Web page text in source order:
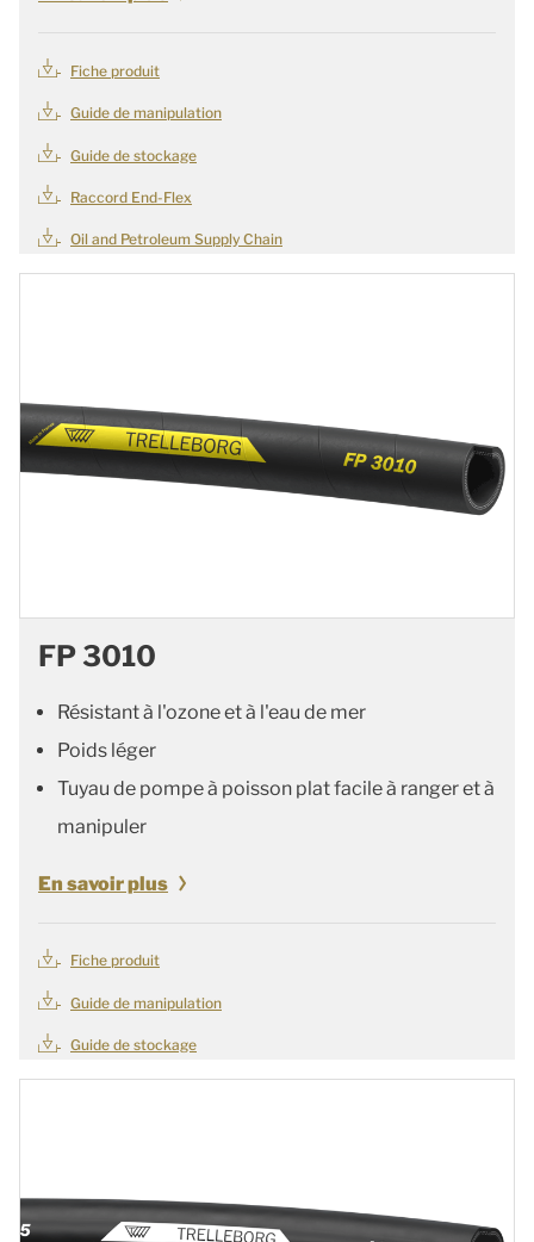
Fiche produit
Guide de manipulation
Guide de stockage
Raccord End-Flex
Oil and Petroleum Supply Chain
FP 3010
Résistant à l'ozone et à l'eau de mer
Poids léger
Tuyau de pompe à poisson plat facile à ranger et à
manipuler
En savoir plus
Fiche produit
Guide de manipulation
Guide de stockage